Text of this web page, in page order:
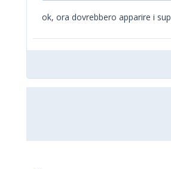
ok, ora dovrebbero apparire i